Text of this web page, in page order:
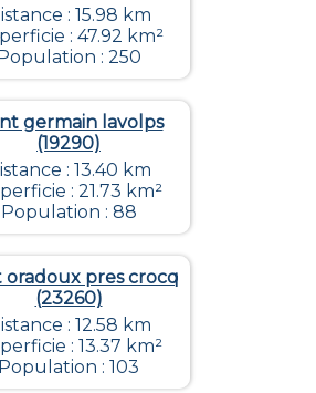
: 15.98 km
: 47.92 km²
: 250
germain lavolps
(19290)
: 13.40 km
: 21.73 km²
Population : 88
oradoux pres crocq
(23260)
: 12.58 km
: 13.37 km²
Population : 103